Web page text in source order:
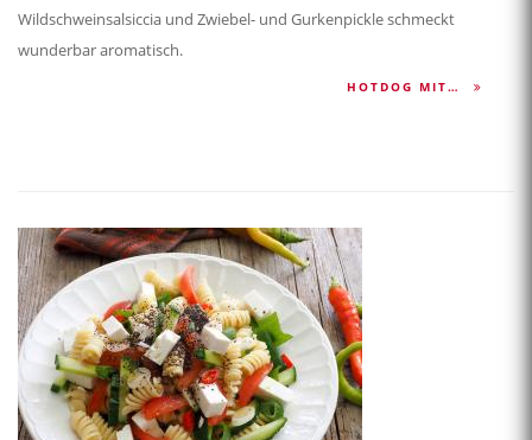
Wildschweinsalsiccia und Zwiebel- und Gurkenpickle schmeckt
wunderbar aromatisch.
HOTDOG MIT…